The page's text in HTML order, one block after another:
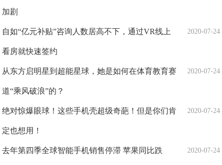
加剧
2020-07-24
自如“亿元补贴”咨询人数居高不下，通过VR线上
看房就快速签约
2020-07-24
从东方启明星到超能星球，她是如何在体育教育赛
道“乘风破浪”的？
2020-07-24
绝对惊爆眼球！这些手机壳超级奇葩！但是你们肯
定也想用！
2020-07-24
去年第四季全球智能手机销售停滞 苹果同比跌